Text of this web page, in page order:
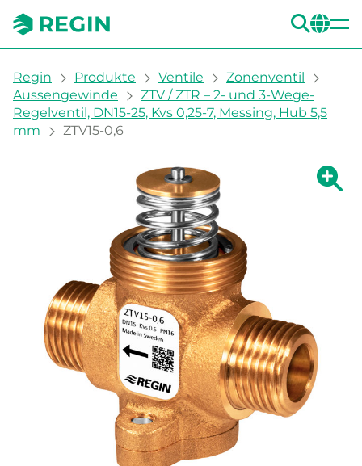
You are here:
Regin Produkte Ventile
Zonenventil
Aussengewinde
ZTV / ZTR – 2- und 3-Wege-
Regelventil, DN15-25, Kvs 0,25-7, Messing, Hub 5,5
mm
ZTV15-0,6
Zeige